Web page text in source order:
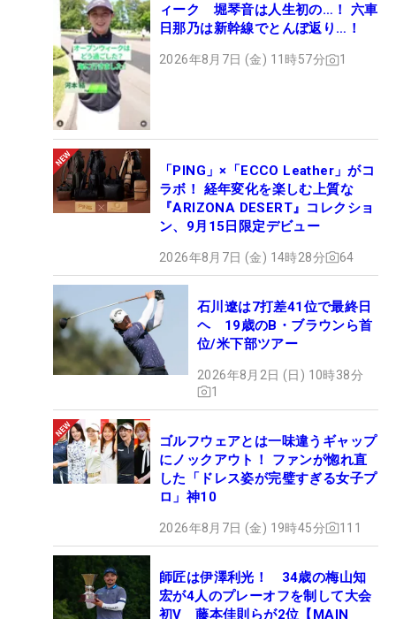
ィーク 堀琴音は人生初の…！ 六車
日那乃は新幹線でとんぼ返り…！
2026年8月7日 (金) 11時57分 1
「PING」×「ECCO Leather」がコ
ラボ！ 経年変化を楽しむ上質な
『ARIZONA DESERT』コレクショ
ン、9月15日限定デビュー
2026年8月7日 (金) 14時28分 64
石川遼は7打差41位で最終日
ヘ 19歳のB・ブラウンら首
位/米下部ツアー
2026年8月2日 (日) 10時38分
1
ゴルフウェアとは一味違うギャップ
にノックアウト！ ファンが惚れ直
した「ドレス姿が完璧すぎる女子プ
ロ」神10
2026年8月7日 (金) 19時45分 111
師匠は伊澤利光！ 34歳の梅山知
宏が4人のプレーオフを制して大会
初V 藤本佳則らが2位【MAIN